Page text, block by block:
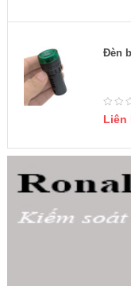
Đèn
Liên